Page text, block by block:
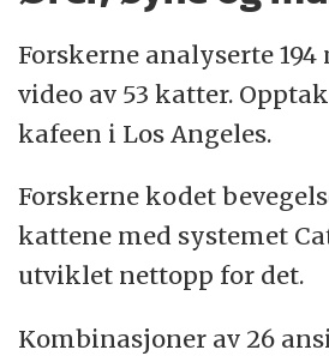
Forskerne analyserte
video av 53 katter.
kafeen i Los Angeles.
Forskerne kodet
kattene med systemet
utviklet nettopp for det.
Kombinasjoner av 26